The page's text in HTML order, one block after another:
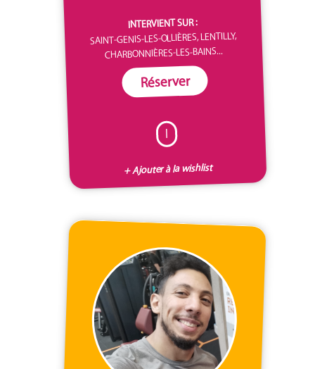
INTERVIENT SUR :
SAINT-GENIS-LES-OLLIÈRES, LENTILLY,
CHARBONNIÈRES-LES-BAINS...
Réserver
I
+ Ajouter à la wishlist